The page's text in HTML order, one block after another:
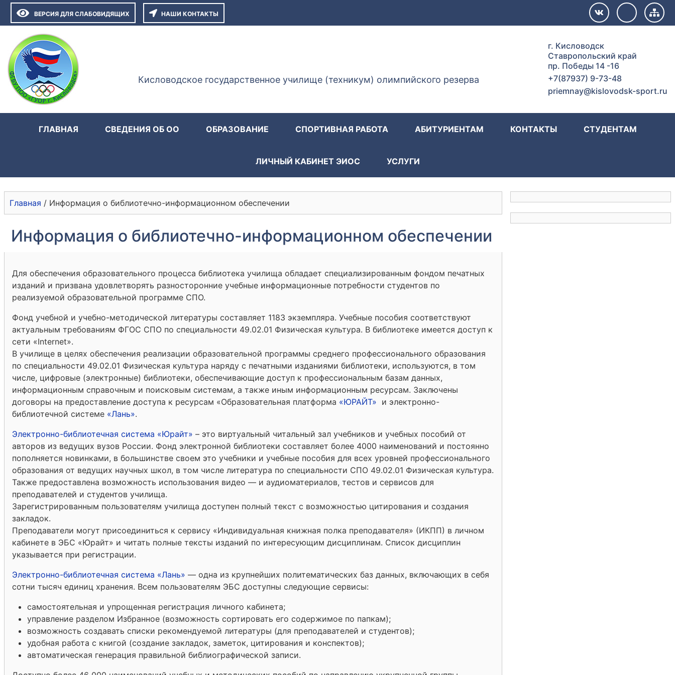
ВЕРСИЯ ДЛЯ СЛАБОВИДЯЩИХ НАШИ КОНТАКТЫ
Кисловодское государственное училище (техникум) олимпийского резерва
г. Кисловодск
Ставропольский край
пр. Победы 14 -16
+7(87937) 9-73-48
priemnay@kislovodsk-sport.ru
ГЛАВНАЯ СВЕДЕНИЯ ОБ ОО ОБРАЗОВАНИЕ СПОРТИВНАЯ РАБОТА АБИТУРИЕНТАМ КОНТАКТЫ СТУДЕНТАМ
ЛИЧНЫЙ КАБИНЕТ ЭИОС УСЛУГИ
Главная / Информация о библиотечно-информационном обеспечении
Информация о библиотечно-информационном обеспечении
Для обеспечения образовательного процесса библиотека училища обладает специализированным фондом печатных
изданий и призвана удовлетворять разносторонние учебные информационные потребности студентов по
реализуемой образовательной программе СПО.
Фонд учебной и учебно-методической литературы составляет 1183 экземпляра. Учебные пособия соответствуют
актуальным требованиям ФГОС СПО по специальности 49.02.01 Физическая культура. В библиотеке имеется доступ к
сети «Internet».
В училище в целях обеспечения реализации образовательной программы среднего профессионального образования
по специальности 49.02.01 Физическая культура наряду с печатными изданиями библиотеки, используются, в том
числе, цифровые (электронные) библиотеки, обеспечивающие доступ к профессиональным базам данных,
информационным справочным и поисковым системам, а также иным информационным ресурсам. Заключены
договоры на предоставление доступа к ресурсам «Образовательная платформа «ЮРАЙТ» и электронно-
библиотечной системе «Лань».
Электронно-библиотечная система «Юрайт» – это виртуальный читальный зал учебников и учебных пособий от
авторов из ведущих вузов России. Фонд электронной библиотеки составляет более 4000 наименований и постоянно
пополняется новинками, в большинстве своем это учебники и учебные пособия для всех уровней профессионального
образования от ведущих научных школ, в том числе литература по специальности СПО 49.02.01 Физическая культура.
Также предоставлена возможность использования видео — и аудиоматериалов, тестов и сервисов для
преподавателей и студентов училища.
Зарегистрированным пользователям училища доступен полный текст с возможностью цитирования и создания
закладок.
Преподаватели могут присоединиться к сервису «Индивидуальная книжная полка преподавателя» (ИКПП) в личном
кабинете в ЭБС «Юрайт» и читать полные тексты изданий по интересующим дисциплинам. Список дисциплин
указывается при регистрации.
Электронно-библиотечная система «Лань» — одна из крупнейших политематических баз данных, включающих в себя
сотни тысяч единиц хранения. Всем пользователям ЭБС доступны следующие сервисы:
самостоятельная и упрощенная регистрация личного кабинета;
управление разделом Избранное (возможность сортировать его содержимое по папкам);
возможность создавать списки рекомендуемой литературы (для преподавателей и студентов);
удобная работа с книгой (создание закладок, заметок, цитирования и конспектов);
автоматическая генерация правильной библиографической записи.